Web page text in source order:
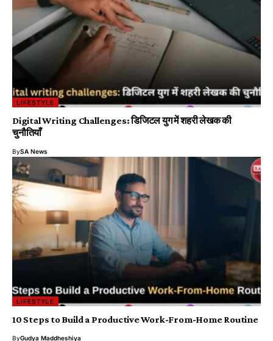
LIFESTYLE
Digital Writing Challenges: डिजिटल युग में शहरी लेखक की
चुनौतियाँ
BySA News
LIFESTYLE
10 Steps to Build a Productive Work-From-Home Routine
ByGudya Maddheshiya